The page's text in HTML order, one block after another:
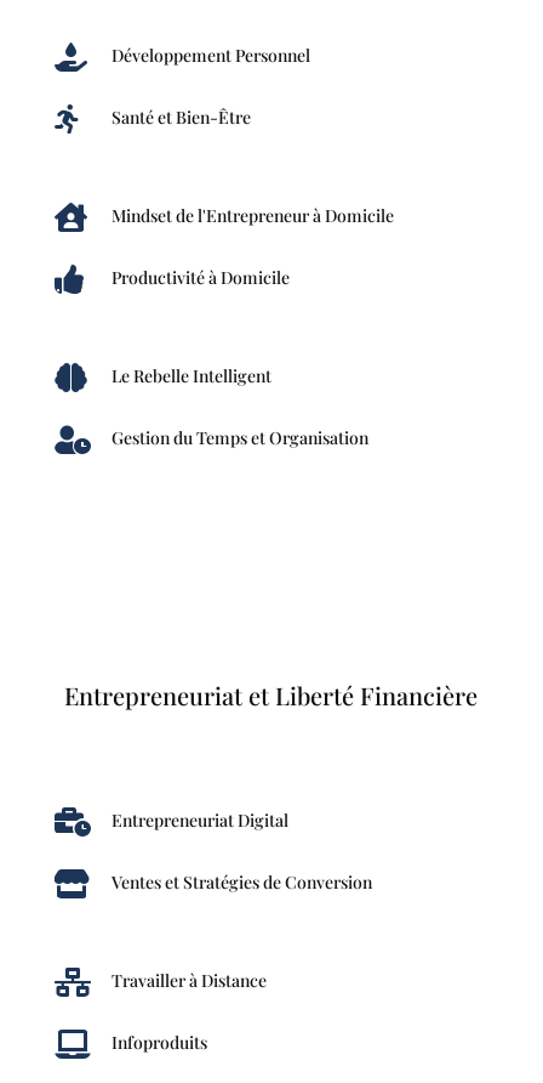
 Développement Personnel
 Santé et Bien-Être
 Mindset de l'Entrepreneur à Domicile
 Productivité à Domicile
 Le Rebelle Intelligent
 Gestion du Temps et Organisation
Entrepreneuriat et Liberté Financière
 Entrepreneuriat Digital
 Ventes et Stratégies de Conversion
 Travailler à Distance
 Infoproduits